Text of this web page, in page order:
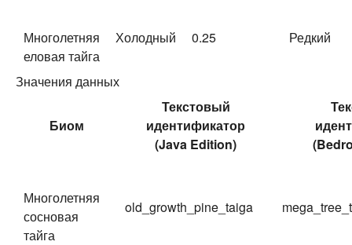
Многолетняя
еловая тайга
Холодный 0.25 Редкий
Значения данных
Биом
Текстовый
идентификатор
(Java Edition)
(
Многолетняя
сосновая
тайга
old_growth_pine_taiga